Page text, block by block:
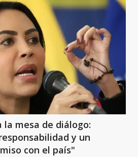
la mesa de diálogo:
y un
con el país"